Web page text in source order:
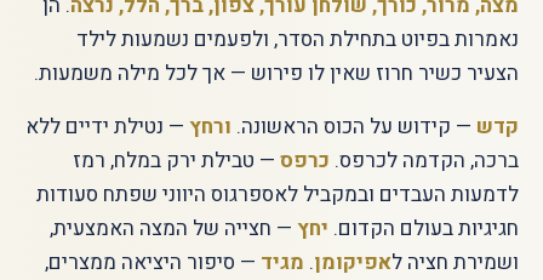
נאמרות בפיוט בתחילת הסדר, ולפעמים נשמעות לילד
הצעיר כשיר חרוז שאין לו פירוש — אך לכל מילה משמעות.
קדש — קידוש על הכוס הראשונה. ורחץ — נטילת ידיים ללא
ברכה, הקדמה לכרפס. כרפס — טבילת ירק במלח, רמז
לדמעות העבדים ובמקביל לאספרגוס היווני שפתח סעודות
חגיגיות בעולם הקדום. יחץ — חצייה של המצה האמצעית,
ושמירת חציה לאפיקומן. מגיד — סיפור היציאה ממצרים,